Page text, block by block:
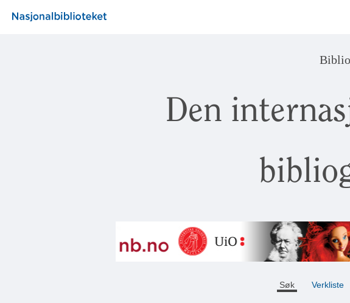
Den
Søk Verkliste